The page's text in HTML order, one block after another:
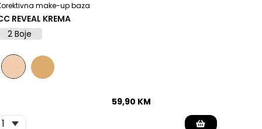
make-up baza
REVEAL KREMA
2 Boje
59,90 KM